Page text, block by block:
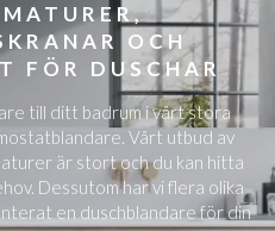
OCH
FÖR DUSCHAR
till ditt badrum i vårt stora
Vårt utbud av
är stort och du kan hitta
Dessutom har vi flera olika
en duschblandare för din